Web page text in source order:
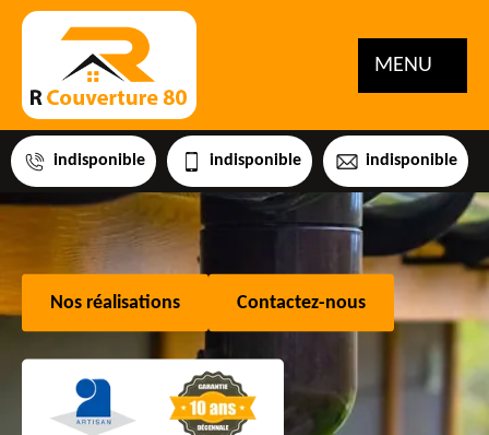
MENU
indisponible indisponible indisponible
Nos réalisations Contactez-nous